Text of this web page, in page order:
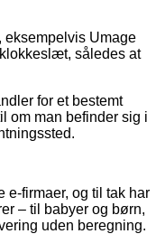
eksempelvis Umage
således at
for et bestemt
om man befinder sig i
e-firmaer, og til tak har
– til babyer og børn,
uden beregning.